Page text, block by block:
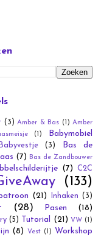
(3) Amber & Bas (1) Amber
(1)
Babymobiel
Babyvestje (3)
Bas de
(7)
Bas de Zandbouwer
(7)
C2C
(133)
(21) Inhaken (3)
(28) Pasen (18)
(5) Tutorial (21) VW (1)
(8) Vest (1)
Workshop